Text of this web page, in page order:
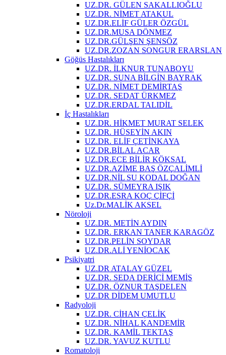
UZ.DR. GÜLEN SAKALLIOĞLU
UZ.DR. NİMET ATAKUL
UZ.DR.ELİF GÜLER ÖZGÜL
UZ.DR.MUSA DÖNMEZ
UZ.DR.GÜLŞEN ŞENSÖZ
UZ.DR.ZOZAN SONGUR ERARSLAN
Göğüs Hastalıkları
UZ.DR. İLKNUR TUNABOYU
UZ.DR. SUNA BİLGİN BAYRAK
UZ.DR. NİMET DEMİRTAŞ
UZ.DR. SEDAT ÜRKMEZ
UZ.DR.ERDAL TALIDİL
İç Hastalıkları
UZ.DR. HİKMET MURAT SELEK
UZ.DR. HÜSEYİN AKIN
UZ.DR. ELİF ÇETİNKAYA
UZ.DR.BİLAL ACAR
UZ.DR.ECE BİLİR KÖKSAL
UZ.DR.AZİME BAŞ ÖZÇALİMLİ
UZ.DR.NİL SU KODAL DOĞAN
UZ.DR. SÜMEYRA IŞIK
UZ.DR.ESRA KOÇ ÇİFÇİ
Uz.Dr.MALİK AKSEL
Nöroloji
UZ.DR. METİN AYDIN
UZ.DR. ERKAN TANER KARAGÖZ
UZ.DR.PELİN SOYDAR
UZ.DR.ALİ YENİOCAK
Psikiyatri
UZ.DR ATALAY GÜZEL
UZ.DR. SEDA DERİCİ MEMİŞ
UZ.DR. ÖZNUR TAŞDELEN
UZ.DR DİDEM UMUTLU
Radyoloji
UZ.DR. CİHAN ÇELİK
UZ.DR. NİHAL KANDEMİR
UZ.DR. KAMİL TEKTAŞ
UZ.DR. YAVUZ KUTLU
Romatoloji